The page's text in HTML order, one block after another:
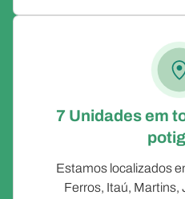
7 Unidades em
Estamos localizados
Ferros, Itaú, Martins,